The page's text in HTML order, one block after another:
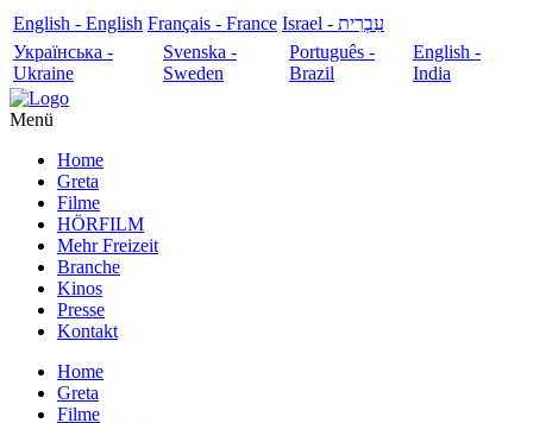
English - English Français - France
עִבְרִית - Israel
Українська -
Ukraine
Svenska -
Sweden
Português -
Brazil
English -
India
Menü
Home
Greta
Filme
HÖRFILM
Mehr Freizeit
Branche
Kinos
Presse
Kontakt
Home
Greta
Filme